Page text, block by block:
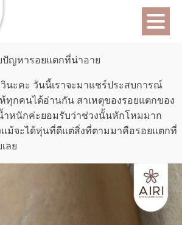
ปัญหารอยแตกที่น่าอาย
นะคะ วันนี้เราจะมาแชร์ประสบการณ์
ห้ทุกคนได้อ่านกัน สาเหตุของรอยแตกของ
ำหนักค่ะยอมรับว่าช่วงนั้นหักโหมมาก
ม้จะได้หุ่นที่ดีแต่สิ่งที่ตามมาคือรอยแตกที่
ลย